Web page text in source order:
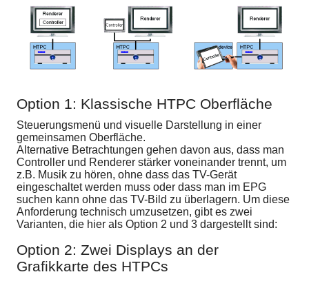
Option 1: Klassische HTPC Oberfläche
Steuerungsmenü und visuelle Darstellung in einer
gemeinsamen Oberfläche.
Alternative Betrachtungen gehen davon aus, dass man
Controller und Renderer stärker voneinander trennt, um
z.B. Musik zu hören, ohne dass das TV-Gerät
eingeschaltet werden muss oder dass man im EPG
suchen kann ohne das TV-Bild zu überlagern. Um diese
Anforderung technisch umzusetzen, gibt es zwei
Varianten, die hier als Option 2 und 3 dargestellt sind:
Option 2: Zwei Displays an der
Grafikkarte des HTPCs